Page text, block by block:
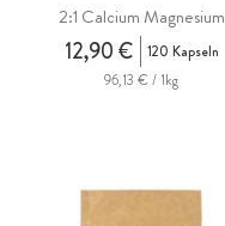
2:1 Calcium Magnesium
12,90 €
120 Kapseln
96,13 € / 1kg